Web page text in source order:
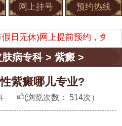
网上挂号 预约热线
日无休)网上提前预约，免排
病专科>紫癜 >
紫癜哪儿专业?
(浏览次数： 514次）